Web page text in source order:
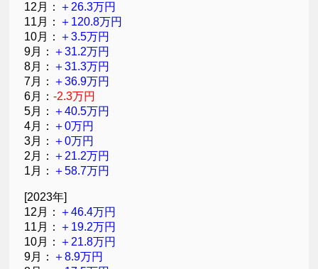
12月： ＋26.3万円
11月： ＋120.8万円
10月： ＋3.5万円
9月： ＋31.2万円
8月： ＋31.3万円
7月： ＋36.9万円
6月：-2.3万円
5月： ＋40.5万円
4月： ＋0万円
3月： ＋0万円
2月： ＋21.2万円
1月： ＋58.7万円
[2023年]
12月： ＋46.4万円
11月： ＋19.2万円
10月： ＋21.8万円
9月： ＋8.9万円